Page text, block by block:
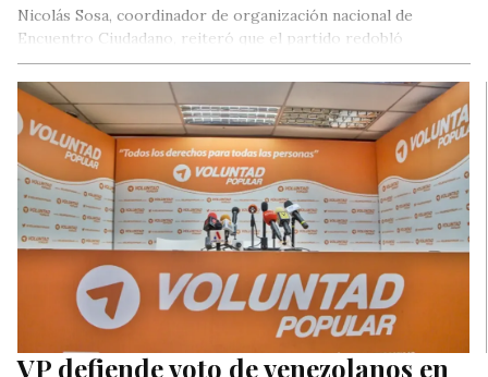
Nicolás Sosa, coordinador de organización nacional de
Encuentro Ciudadano, reiteró que el partido redobló
esfuerzo organizativo y electoral de cara…
VP defiende voto de venezolanos en